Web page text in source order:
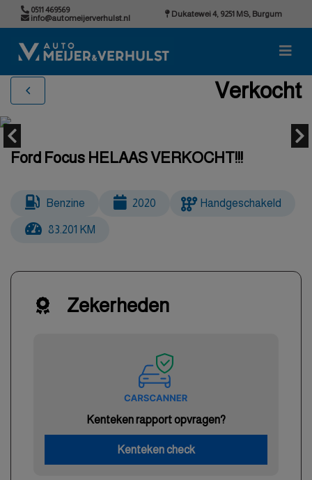
0511 469569
info@automeijerverhulst.nl
Dukatewei 4, 9251 MS, Burgum
Verkocht
Ford Focus HELAAS VERKOCHT!!!
Benzine 2020 Handgeschakeld
83.201 KM
Zekerheden
Kenteken rapport opvragen?
Kenteken check